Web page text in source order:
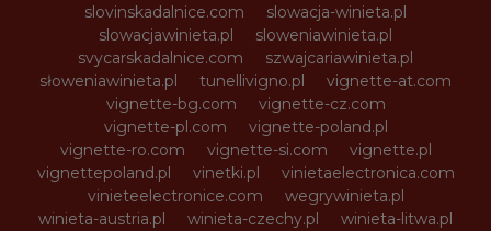
slovinskadalnice.com
slowacja-winieta.pl
slowacjawinieta.pl
sloweniawinieta.pl
svycarskadalnice.com
szwajcariawinieta.pl
słoweniawinieta.pl
tunellivigno.pl
vignette-at.com
vignette-bg.com
vignette-cz.com
vignette-pl.com
vignette-poland.pl
vignette-ro.com
vignette-si.com
vignette.pl
vignettepoland.pl
vinetki.pl
vinietaelectronica.com
vinieteelectronice.com
wegrywinieta.pl
winieta-austria.pl
winieta-czechy.pl
winieta-litwa.pl